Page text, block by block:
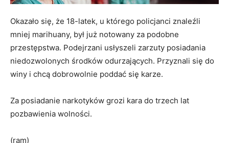
Okazało się, że 18-latek, u którego policjanci znaleźli
mniej marihuany, był już notowany za podobne
przestępstwa. Podejrzani usłyszeli zarzuty posiadania
niedozwolonych środków odurzających. Przyznali się do
winy i chcą dobrowolnie poddać się karze.
Za posiadanie narkotyków grozi kara do trzech lat
pozbawienia wolności.
(ram)